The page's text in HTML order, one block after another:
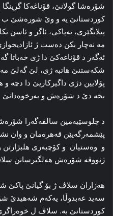
شۆره‌شا گولانێ، قۆناغه‌کا
کوردستانێ یە و وێ شورەشێ ب
پیلانگێری، نه‌پاکی، ئاگر و
مه‌ نه‌چار بکن ده‌ست ژ
ئه‌گه‌ر د قۆناغه‌کێ دا ژی
شکه‌ستنێ هاتبە ژی، لێ گه‌لێ مه‌
پۆلایین دژی داگیرکاریێ دا
بخە دێ د شۆره‌ش و به‌رخوه‌دانێ
د چلوسێیه‌مین سالڤه‌گه‌را
پێشمه‌رگه‌یێن قه‌هره‌مان و وان
و وه‌ستیان و کۆچبه‌ری هلبژارتن
ژنووڤە شۆره‌ش هەلگیرسانن
هه‌زاران سلاڤ ژ بۆ گیانێ پاکێ
سه‌ید عەبدوڵا، یه‌که‌م شه‌هیدێ
کوردستانێ به‌. سلاڤ ل